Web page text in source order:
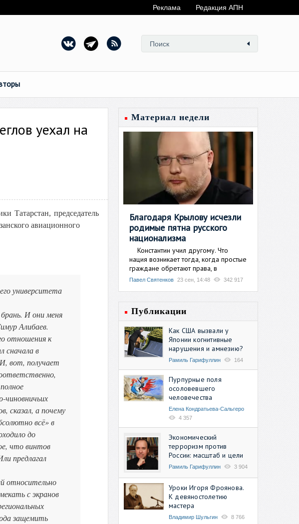
Реклама Редакция АПН
уехал на
Татарстан, председатель
авиационного
университета
И они меня
Алибаев.
отношения к
сначала в
И, вот, получает
чиновничьих
сказал, а почему
всё» в
до
что винтов
предлагал
относительно
с экранов
защемить
Материал недели
Благодаря Крылову исчезли
родимые пятна русского
национализма
Константин учил другому. Что
нация возникает тогда, когда простые
граждане обретают права, в
Павел Святенков 23 сен, 14:48 342 917
Публикации
Как США вызвали у
Японии когнитивные
нарушения и амнезию?
Рамиль Гарифуллин 164
Пурпурные поля
осоловевшего
человечества
Елена Кондратьева-Сальгеро
4 357
Экономический
терроризм против
России: масштаб и цели
Рамиль Гарифуллин 3 904
Уроки Игоря Фроянова.
К девяностолетию
мастера
Владимир Шульгин 8 766